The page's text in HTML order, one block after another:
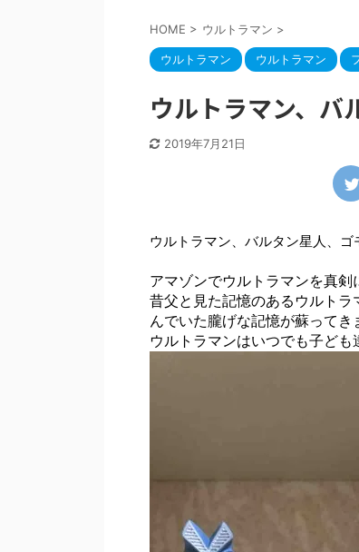
HOME > ウルトラマン >
ウルトラマン ウルトラマン
ウルトラマン、バ
2019年7月21日
ウルトラマン、バルタン星人、ゴ
アマゾンでウルトラマンを真剣
昔父と見た記憶のあるウルト
んでいた朧げな記憶が蘇ってき
ウルトラマンはいつでも子ども